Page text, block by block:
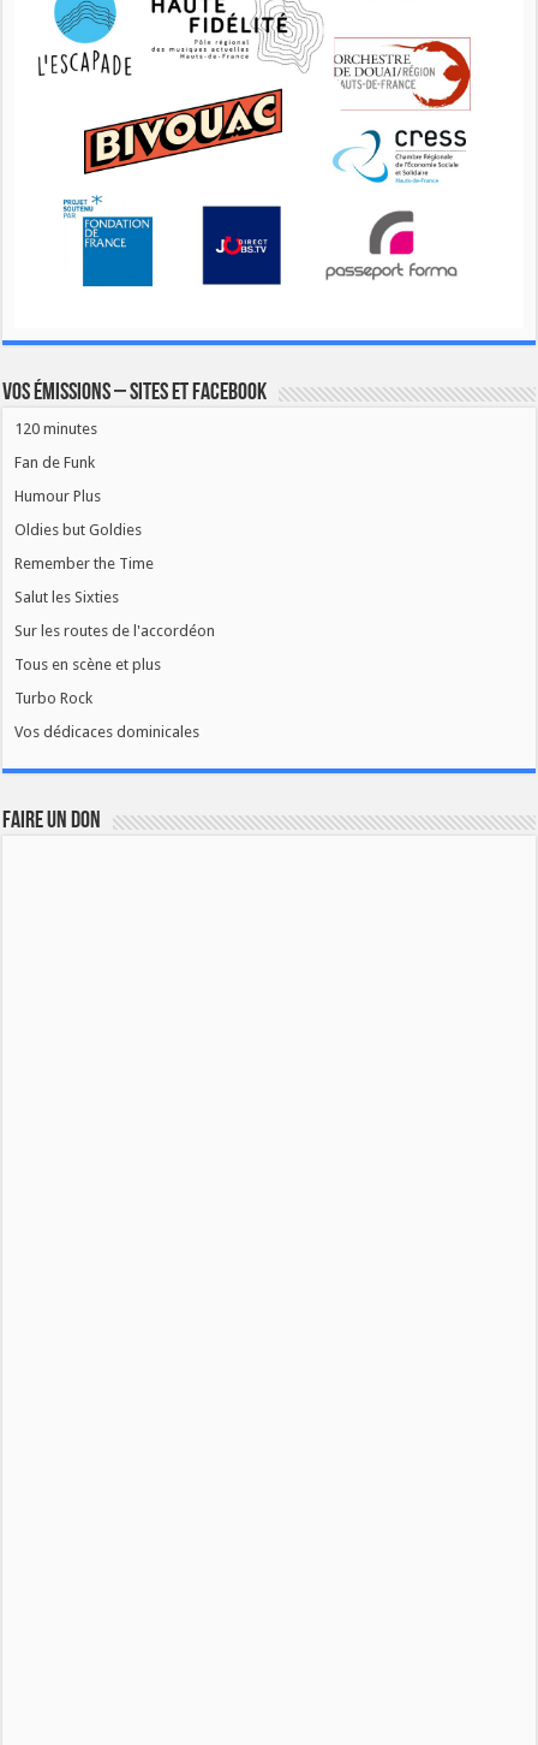
Vos émissions – Sites et Facebook
120 minutes
Fan de Funk
Humour Plus
Oldies but Goldies
Remember the Time
Salut les Sixties
Sur les routes de l'accordéon
Tous en scène et plus
Turbo Rock
Vos dédicaces dominicales
FAIRE UN DON